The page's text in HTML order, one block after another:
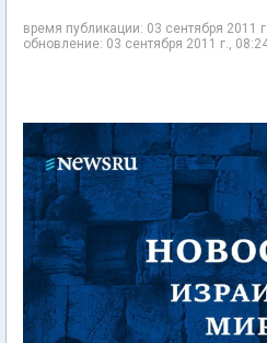
время публикации: 03 сентября 2011
обновление: 03 сентября 2011 г.,